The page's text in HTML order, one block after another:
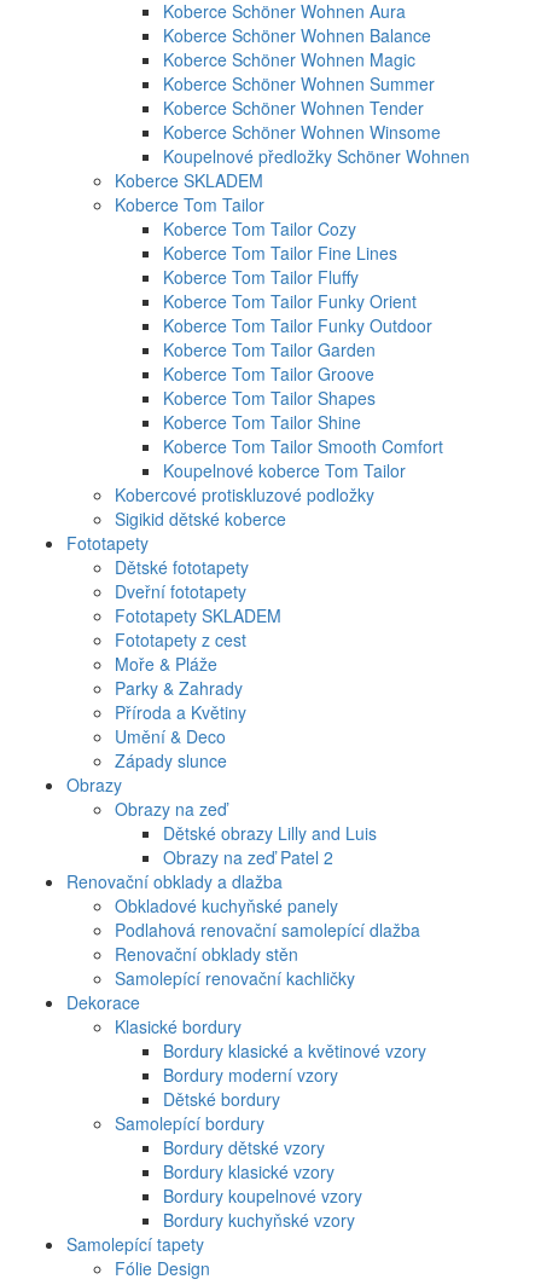
Koberce Schöner Wohnen Aura
Koberce Schöner Wohnen Balance
Koberce Schöner Wohnen Magic
Koberce Schöner Wohnen Summer
Koberce Schöner Wohnen Tender
Koberce Schöner Wohnen Winsome
Koupelnové předložky Schöner Wohnen
Koberce SKLADEM
Koberce Tom Tailor
Koberce Tom Tailor Cozy
Koberce Tom Tailor Fine Lines
Koberce Tom Tailor Fluffy
Koberce Tom Tailor Funky Orient
Koberce Tom Tailor Funky Outdoor
Koberce Tom Tailor Garden
Koberce Tom Tailor Groove
Koberce Tom Tailor Shapes
Koberce Tom Tailor Shine
Koberce Tom Tailor Smooth Comfort
Koupelnové koberce Tom Tailor
Kobercové protiskluzové podložky
Sigikid dětské koberce
Fototapety
Dětské fototapety
Dveřní fototapety
Fototapety SKLADEM
Fototapety z cest
Moře & Pláže
Parky & Zahrady
Příroda a Květiny
Umění & Deco
Západy slunce
Obrazy
Obrazy na zeď
Dětské obrazy Lilly and Luis
Obrazy na zeď Patel 2
Renovační obklady a dlažba
Obkladové kuchyňské panely
Podlahová renovační samolepící dlažba
Renovační obklady stěn
Samolepící renovační kachličky
Dekorace
Klasické bordury
Bordury klasické a květinové vzory
Bordury moderní vzory
Dětské bordury
Samolepící bordury
Bordury dětské vzory
Bordury klasické vzory
Bordury koupelnové vzory
Bordury kuchyňské vzory
Samolepící tapety
Fólie Design